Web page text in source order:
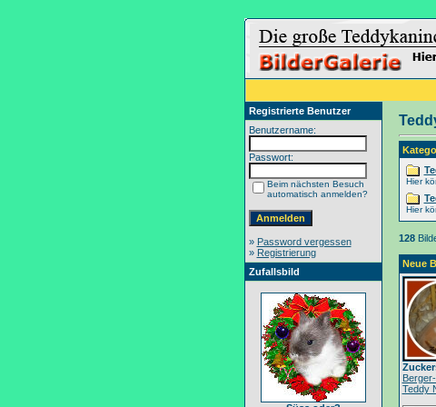
Registrierte Benutzer
Benutzername:
Passwort:
Beim nächsten Besuch
automatisch anmelden?
» Password vergessen
» Registrierung
Zufallsbild
Hier
Hier
128
Neue
Teddy